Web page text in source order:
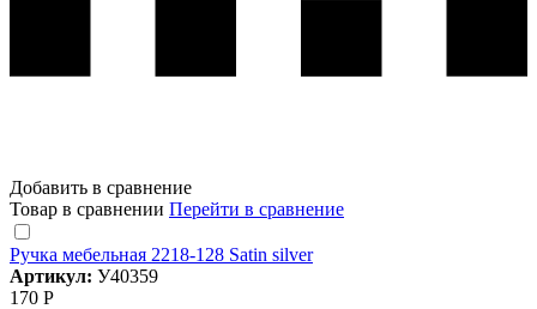
Добавить в сравнение
Товар в сравнении Перейти в сравнение
Ручка мебельная 2218-128 Satin silver
Артикул: У40359
170 Р